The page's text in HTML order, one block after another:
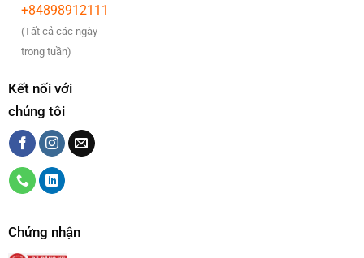
+84898912111
(Tất cả các ngày
trong tuần)
Kết nối với
chúng tôi
Chứng nhận